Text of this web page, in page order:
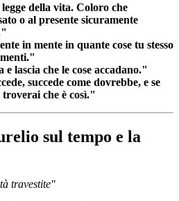
della vita. Coloro che
o al presente sicuramente
in mente in quante cose tu stesso
lascia che le cose accadano."
succede come dovrebbe, e se
che è così."
sul tempo e la
travestite"